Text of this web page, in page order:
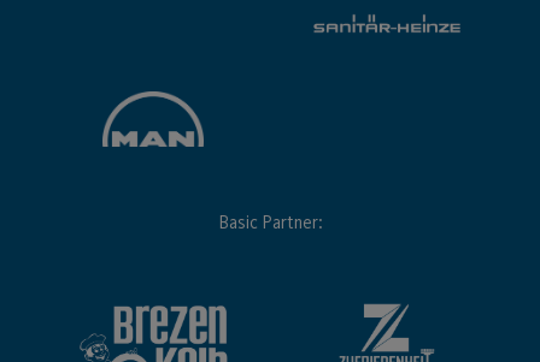
Basic Partner: